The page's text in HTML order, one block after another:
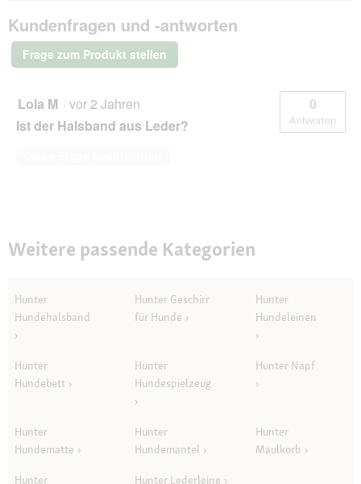
cm
Kundenfragen und -antworten
Frage zum Produkt stellen
Lola M · vor 2 Jahren
Ist der Halsband aus Leder?
0
Antworten
Weitere passende Kategorien
Hunter
Hundehalsband
Hunter Geschirr
für Hunde
Hunter
Hundeleinen
Hunter
Hundebett
Hunter
Hundespielzeug
Hunter Napf
Hunter
Hundematte
Hunter
Hundemantel
Hunter
Maulkorb
Hunter Hunter Lederleine